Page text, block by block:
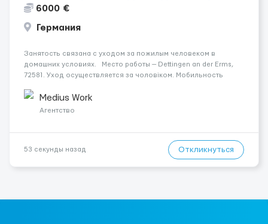
6000 €
Германия
Занятость связана с уходом за пожилым человеком в
домашних условиях. Место работы — Dettingen an der Erms,
72581. Уход осуществляется за чоловіком. Мобильность
переміщенні). Оплата составляет 1700 €. Психологическое
Medius Work
Агентство
53 секунды назад Откликнуться